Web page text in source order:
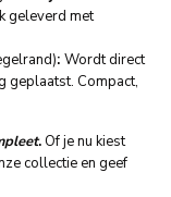
geleverd met
: Wordt direct
geplaatst. Compact,
. Of je nu kiest
collectie en geef